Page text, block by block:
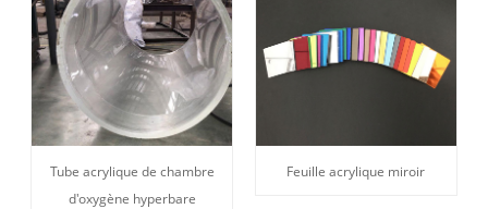
Tube acrylique de chambre
d'oxygène hyperbare
Feuille acrylique miroir